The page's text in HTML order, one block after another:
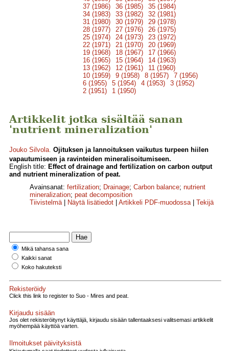
37 (1986)
36 (1985)
35 (1984)
34 (1983)
33 (1982)
32 (1981)
31 (1980)
30 (1979)
29 (1978)
28 (1977)
27 (1976)
26 (1975)
25 (1974)
24 (1973)
23 (1972)
22 (1971)
21 (1970)
20 (1969)
19 (1968)
18 (1967)
17 (1966)
16 (1965)
15 (1964)
14 (1963)
13 (1962)
12 (1961)
11 (1960)
10 (1959)
9 (1958) 8 (1957)
7 (1956)
6 (1955)
5 (1954) 4 (1953)
3 (1952)
2 (1951)
1 (1950)
Artikkelit jotka sisältää sanan
'nutrient mineralization'
Jouko Silvola. Ojituksen ja lannoituksen vaikutus turpeen hiilen
vapautumiseen ja ravinteiden mineralisoitumiseen.
English title: Effect of drainage and fertilization on carbon output
and nutrient mineralization of peat.
Avainsanat: fertilization; Drainage; Carbon balance; nutrient
mineralization; peat decomposition
Tiivistelmä| Näytä lisätiedot Artikkeli PDF-muodossa| Tekijä
Mikä tahansa sana
Kaikki sanat
Koko hakuteksti
Rekisteröidy
Click this link to register to Suo - Mires and peat.
Kirjaudu sisään
Jos olet rekisteröitynyt käyttäjä, kirjaudu sisään tallentaaksesi valitsemasi artikkelit
myöhempää käyttöä varten.
Ilmoitukset päivityksistä